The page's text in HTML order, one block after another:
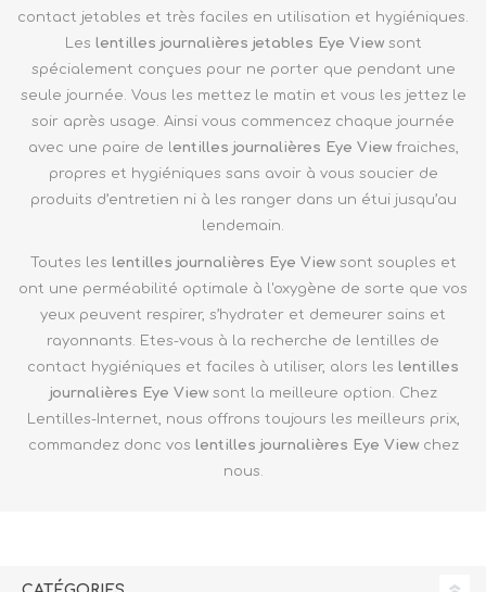
contact jetables et très faciles en utilisation et hygiéniques.
Les lentilles journalières jetables Eye Viewsont
spécialement conçues pour ne porter que pendant une
seule journée. Vous les mettez le matin et vous les jettez le
soir après usage. Ainsi vous commencez chaque journée
avec une paire de lentilles journalières Eye Viewfraiches,
propres et hygiéniques sans avoir à vous soucier de
produits d’entretien ni à les ranger dans un étui jusqu’au
lendemain.
Toutes les lentilles journalières Eye Viewsont souples et
ont une perméabilité optimale à l'oxygène de sorte que vos
yeux peuvent respirer, s’hydrater et demeurer sains et
rayonnants. Etes-vous à la recherche de lentilles de
contact hygiéniques et faciles à utiliser, alors les lentilles
journalières Eye Viewsont la meilleure option. Chez
Lentilles-Internet, nous offrons toujours les meilleurs prix,
commandez donc vos lentilles journalières Eye Viewchez
nous.